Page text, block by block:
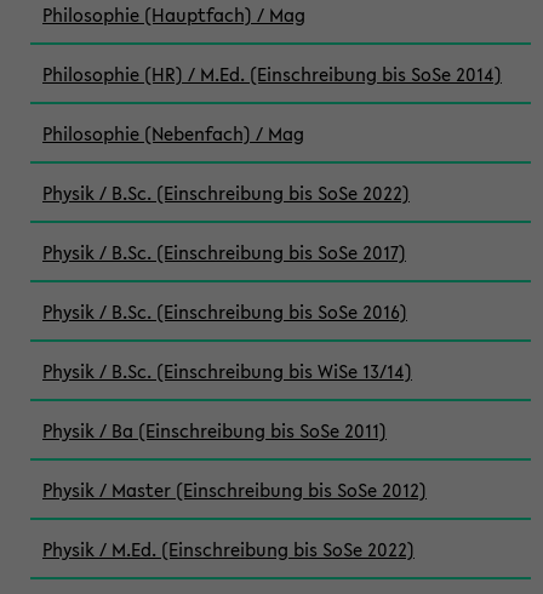
Philosophie (Hauptfach) / Mag
Philosophie (HR) / M.Ed. (Einschreibung bis SoSe 2014)
Philosophie (Nebenfach) / Mag
Physik / B.Sc. (Einschreibung bis SoSe 2022)
Physik / B.Sc. (Einschreibung bis SoSe 2017)
Physik / B.Sc. (Einschreibung bis SoSe 2016)
Physik / B.Sc. (Einschreibung bis WiSe 13/14)
Physik / Ba (Einschreibung bis SoSe 2011)
Physik / Master (Einschreibung bis SoSe 2012)
Physik / M.Ed. (Einschreibung bis SoSe 2022)